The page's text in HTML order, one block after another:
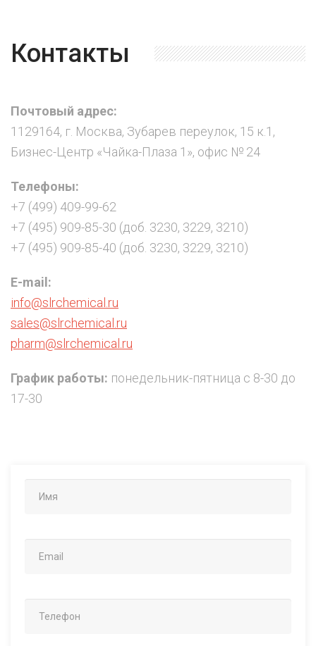
Контакты
Почтовый адрес:
1129164, г. Москва, Зубарев переулок, 15 к.1,
Бизнес-Центр «Чайка-Плаза 1», офис № 24
Телефоны:
+7 (499) 409-99-62
+7 (495) 909-85-30 (доб. 3230, 3229, 3210)
+7 (495) 909-85-40 (доб. 3230, 3229, 3210)
E-mail:
info@slrchemical.ru
sales@slrchemical.ru
pharm@slrchemical.ru
График работы: понедельник-пятница с 8-30 до
17-30